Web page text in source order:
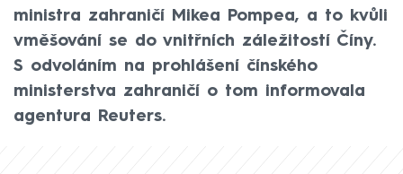
ministra zahraničí Mikea Pompea, a to kvůli
vměšování se do vnitřních záležitostí Číny.
S odvoláním na prohlášení čínského
ministerstva zahraničí o tom informovala
agentura Reuters.